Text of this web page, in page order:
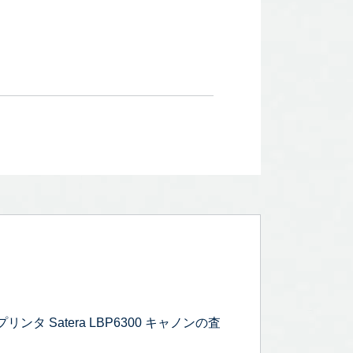
ンタ Satera LBP6300 キャノンの査